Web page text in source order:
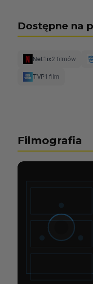
Dostępne na
Netflix2 filmów
TVP1 film
Filmografia